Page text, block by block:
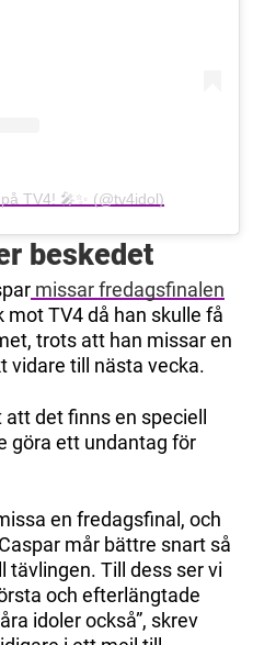
TV4! 🎤✨ (@tv4idol)
beskedet
missar fredagsfinalen
TV4 då han skulle få
trots att han missar en
vidare till nästa vecka.
det finns en speciell
göra ett undantag för
en fredagsfinal, och
mår bättre snart så
tävlingen. Till dess ser vi
och efterlängtade
idoler också”, skrev